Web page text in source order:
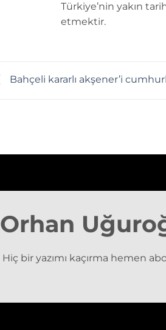
Türkiye’nin yakın
etmektir.
Bahçeli kararlı akşener’i
Orhan
Hiç bir yazımı kaçırma hemen